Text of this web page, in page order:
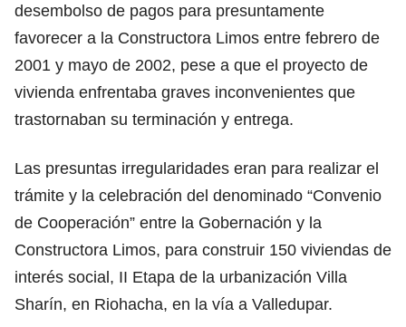
desembolso de pagos para presuntamente
favorecer a la Constructora Limos entre febrero de
2001 y mayo de 2002, pese a que el proyecto de
vivienda enfrentaba graves inconvenientes que
trastornaban su terminación y entrega.
Las presuntas irregularidades eran para realizar el
trámite y la celebración del denominado “Convenio
de Cooperación” entre la Gobernación y la
Constructora Limos, para construir 150 viviendas de
interés social, II Etapa de la urbanización Villa
Sharín, en Riohacha, en la vía a Valledupar.